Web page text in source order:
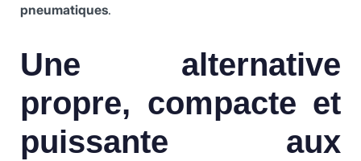
pneumatiques.
Une alternative
propre, compacte et
puissante aux